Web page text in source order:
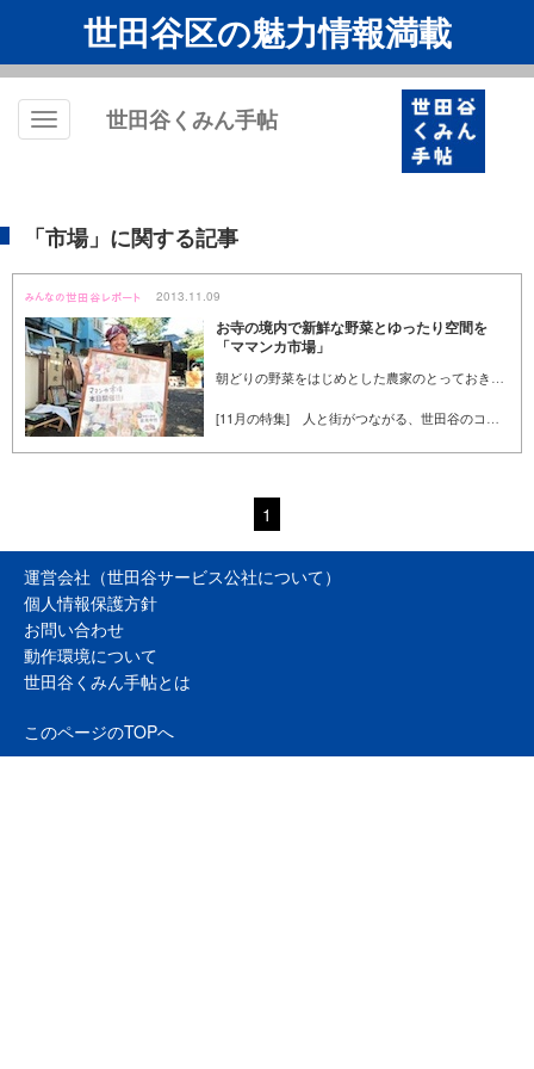
世田谷区の魅力情報満載
Toggle
世田谷くみん手帖
「市場」に関する記事
2013.11.09
お寺の境内で新鮮な野菜とゆったり空間を
「ママンカ市場」
[11月の特集] 人と街がつながる、世田谷のコミュニティ
1
運営会社（世田谷サービス公社について）
個人情報保護方針
お問い合わせ
動作環境について
世田谷くみん手帖とは
このページのTOPへ